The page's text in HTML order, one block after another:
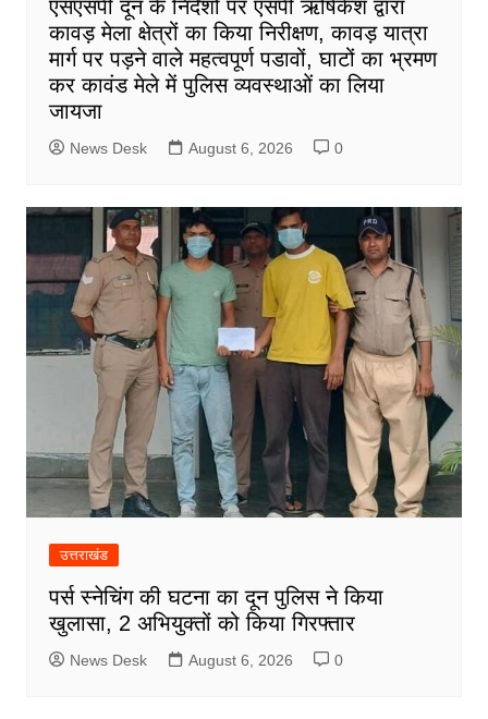
एसएसपी दून के निर्देशों पर एसपी ऋषिकेश द्वारा
कावड़ मेला क्षेत्रों का किया निरीक्षण, कावड़ यात्रा
मार्ग पर पड़ने वाले महत्वपूर्ण पडावों, घाटों का भ्रमण
कर कावंड मेले में पुलिस व्यवस्थाओं का लिया
जायजा
News Desk August 6, 2026 0
उत्तराखंड
पर्स स्नेचिंग की घटना का दून पुलिस ने किया
खुलासा, 2 अभियुक्तों को किया गिरफ्तार
News Desk August 6, 2026 0